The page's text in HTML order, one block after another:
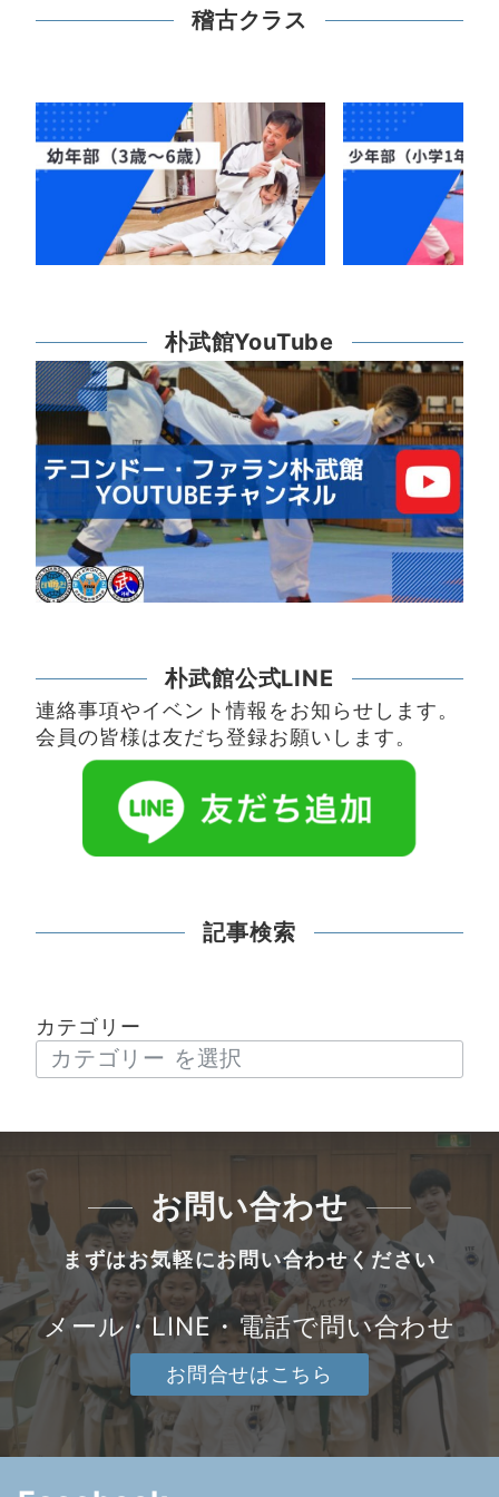
稽古クラス
朴武館YouTube
朴武館公式LINE
連絡事項やイベント情報をお知らせします。
会員の皆様は友だち登録お願いします。
記事検索
カテゴリー
お問い合わせ
まずはお気軽にお問い合わせください
メール・LINE・電話で問い合わせ
お問合せはこちら